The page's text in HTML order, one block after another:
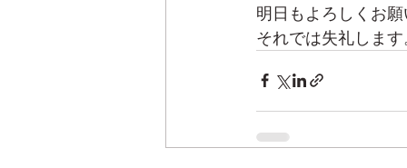
明日もよろしくお
それでは失礼しま